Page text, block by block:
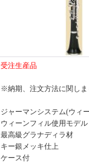
受注生産品
※納期、注文方法に関し
ジャーマンシステム(ウィ
ウィーンフィル使用モデル
最高級グラナディラ材
キー銀メッキ仕上
ケース付